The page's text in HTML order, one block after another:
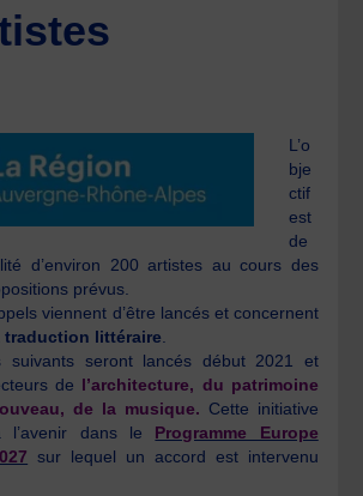
L’o
bje
ctif
est
de
d’environ 200 artistes au cours des
prévus.
viennent d’être lancés et concernent
traduction littéraire
suivants seront lancés début 2021 et
de l’architecture, du patrimoine
de la musique. Cette initiative
l’avenir dans le Programme Europe
sur lequel un accord est intervenu